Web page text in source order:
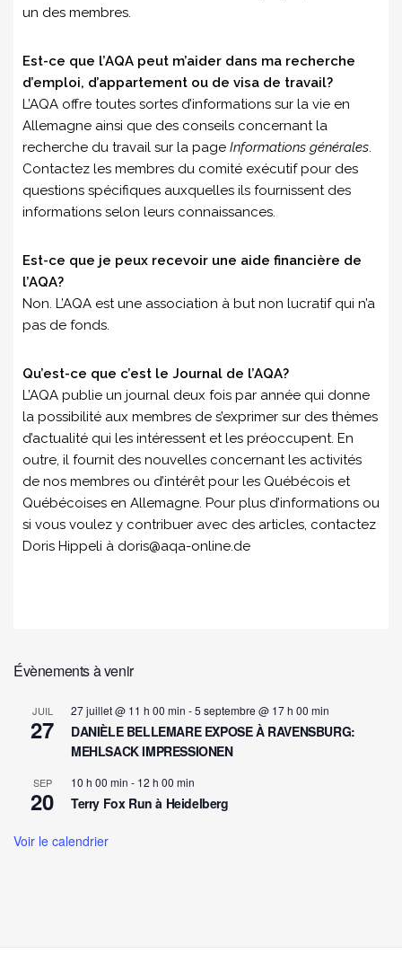
un des membres.
Est-ce que l’AQA peut m’aider dans ma recherche
d’emploi, d’appartement ou de visa de travail?
L’AQA offre toutes sortes d’informations sur la vie en
Allemagne ainsi que des conseils concernant la
recherche du travail sur la page Informations générales.
Contactez les membres du comité exécutif pour des
questions spécifiques auxquelles ils fournissent des
informations selon leurs connaissances.
Est-ce que je peux recevoir une aide financière de
l’AQA?
Non. L’AQA est une association à but non lucratif qui n’a
pas de fonds.
Qu’est-ce que c’est le Journal de l’AQA?
L’AQA publie un journal deux fois par année qui donne
la possibilité aux membres de s’exprimer sur des thèmes
d’actualité qui les intéressent et les préoccupent. En
outre, il fournit des nouvelles concernant les activités
de nos membres ou d’intérêt pour les Québécois et
Québécoises en Allemagne. Pour plus d’informations ou
si vous voulez y contribuer avec des articles, contactez
Doris Hippeli à doris@aqa-online.de
Évènements à venir
JUIL
27
27 juillet @ 11 h 00 min -5 septembre @ 17 h 00 min
DANIÈLE BELLEMARE EXPOSE À RAVENSBURG:
MEHLSACK IMPRESSIONEN
SEP
20
10 h 00 min - 12 h 00 min
Terry Fox Run à Heidelberg
Voir le calendrier